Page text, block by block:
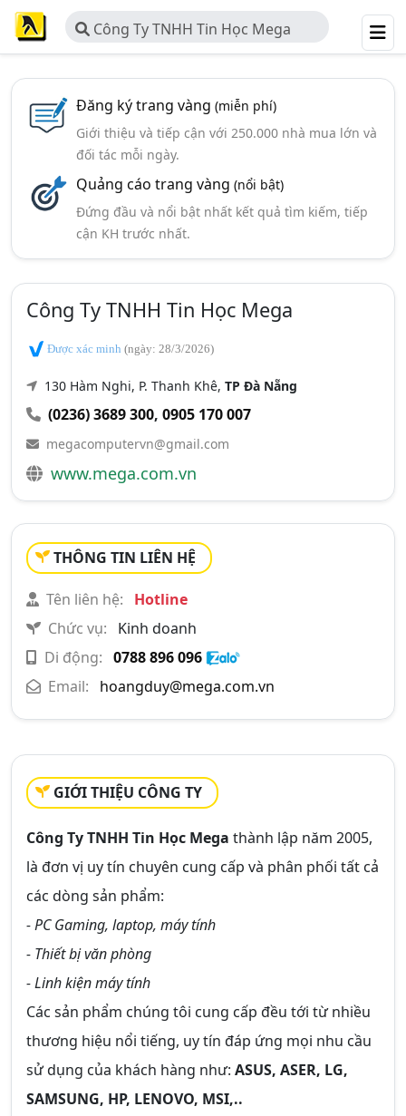
Công Ty TNHH Tin Học Mega
Đăng ký trang vàng (miễn phí)
Giới thiệu và tiếp cận với 250.000 nhà mua lớn và
đối tác mỗi ngày.
Quảng cáo trang vàng (nổi bật)
Đứng đầu và nổi bật nhất kết quả tìm kiếm, tiếp
cận KH trước nhất.
Công Ty TNHH Tin Học Mega
Được xác minh (ngày: 28/3/2026)
130 Hàm Nghi, P. Thanh Khê, TP Đà Nẵng
(0236) 3689 300, 0905 170 007
megacomputervn@gmail.com
www.mega.com.vn
THÔNG TIN LIÊN HỆ
Tên liên hệ:
Hotline
Chức vụ:
Kinh doanh
Di động: 0788 896 096
Email:
hoangduy@mega.com.vn
GIỚI THIỆU CÔNG TY
Công Ty TNHH Tin Học Mega thành lập năm 2005,
là đơn vị uy tín chuyên cung cấp và phân phối tất cả
các dòng sản phẩm:
- PC Gaming, laptop, máy tính
- Thiết bị văn phòng
- Linh kiện máy tính
Các sản phẩm chúng tôi cung cấp đều tới từ nhiều
thương hiệu nổi tiếng, uy tín đáp ứng mọi nhu cầu
sử dụng của khách hàng như: ASUS, ASER, LG,
SAMSUNG, HP, LENOVO, MSI,..